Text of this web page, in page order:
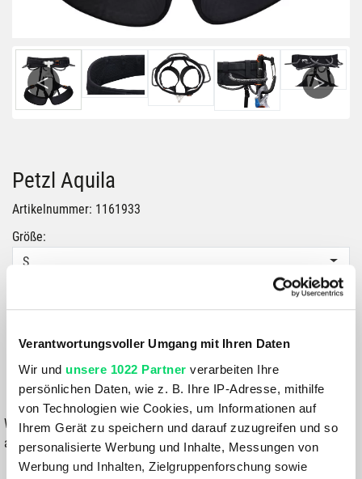
Verantwortungsvoller Umgang mit Ihren Daten
Wir und unsere 1022 Partner verarbeiten Ihre
persönlichen Daten, wie z. B. Ihre IP-Adresse, mithilfe
von Technologien wie Cookies, um Informationen auf
Ihrem Gerät zu speichern und darauf zuzugreifen und so
personalisierte Werbung und Inhalte, Messungen von
Werbung und Inhalten, Zielgruppenforschung sowie
Previous
Petzl Aquila
Artikelnummer: 1161933
Größe:
S
129,99 €
IN DEN WARENKORB
Wähle eine Variante aus, um die Verfügbarkeit in unseren Filialen
anzuzeigen